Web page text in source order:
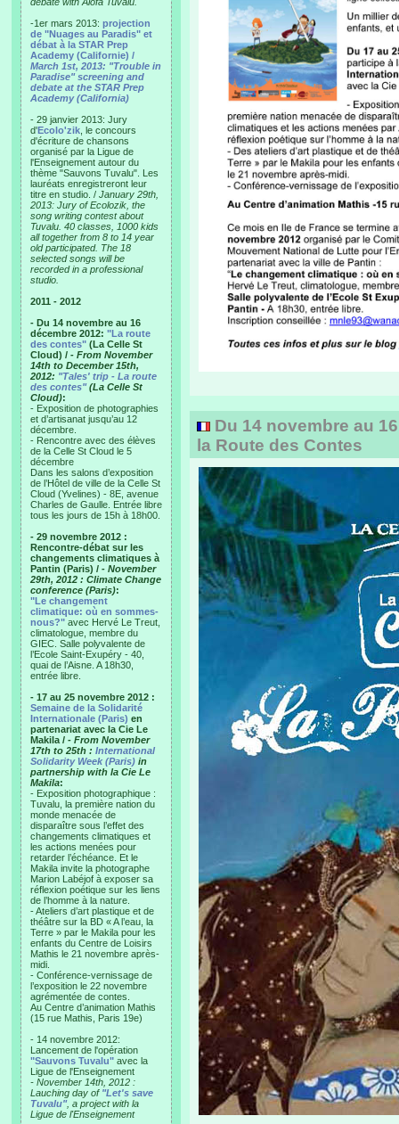
-1er mars 2013: projection
de "Nuages au Paradis" et
débat à la STAR Prep
Academy (Californie) /
March 1st, 2013: "Trouble in
Paradise" screening and
debate at the STAR Prep
Academy (California)
- 29 janvier 2013: Jury
d'Ecolo'zik , le concours
d'écriture de chansons
organisé par la Ligue de
l'Enseignement autour du
thème "Sauvons Tuvalu". Les
lauréats enregistreront leur
titre en studio. / January 29th,
2013: Jury of Ecolozik, the
song writing contest about
Tuvalu. 40 classes, 1000 kids
all together from 8 to 14 year
old participated. The 18
selected songs will be
recorded in a professional
studio.
2011 - 2012
- Du 14 novembre au 16
décembre 2012: "La route
des contes" (La Celle St
Cloud) / - From November
14th to December 15th,
2012: "Tales' trip - La route
des contes"(La Celle St
Cloud):
- Exposition de photographies
et d’artisanat jusqu’au 12
décembre.
- Rencontre avec des élèves
de la Celle St Cloud le 5
décembre
Dans les salons d’exposition
de l’Hôtel de ville de la Celle St
Cloud (Yvelines) - 8E, avenue
Charles de Gaulle. Entrée libre
tous les jours de 15h à 18h00.
- 29 novembre 2012 :
Rencontre-débat sur les
changements climatiques à
Pantin (Paris) / - November
29th, 2012 : Climate Change
conference (Paris):
"Le changement
climatique: où en sommes-
nous?" avec Hervé Le Treut,
climatologue, membre du
GIEC. Salle polyvalente de
l’Ecole Saint-Exupéry - 40,
quai de l’Aisne. A 18h30,
entrée libre.
- 17 au 25 novembre 2012 :
Semaine de la Solidarité
Internationale (Paris) en
partenariat avec la Cie Le
Makila / - From November
17th to 25th : International
Solidarity Week (Paris) in
partnership with la Cie Le
Makila:
- Exposition photographique :
Tuvalu, la première nation du
monde menacée de
disparaître sous l’effet des
changements climatiques et
les actions menées pour
retarder l’échéance. Et le
Makila invite la photographe
Marion Labéjof à exposer sa
réflexion poétique sur les liens
de l’homme à la nature.
- Ateliers d’art plastique et de
théâtre sur la BD « A l’eau, la
Terre » par le Makila pour les
enfants du Centre de Loisirs
Mathis le 21 novembre après-
midi.
- Conférence-vernissage de
l’exposition le 22 novembre
agrémentée de contes.
Au Centre d’animation Mathis
(15 rue Mathis, Paris 19e)
- 14 novembre 2012:
Lancement de l'opération
"Sauvons Tuvalu" avec la
Ligue de l'Enseignement
- November 14th, 2012 :
Lauching day of "Let's save
Tuvalu", a project with la
Ligue de l'Enseignement
Du 14 novembre au
la Route des Contes